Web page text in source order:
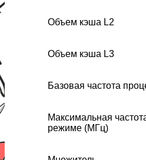
Объем кэша L2
Объем кэша L3
Базовая частота
Максимальная
режиме (МГц)